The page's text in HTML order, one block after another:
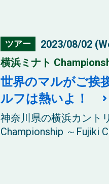
ツアー
2023/08/02
横浜ミナト
世界のマルがご挨
ルフは熱いよ！
神奈川県の横浜カント
Championship ～Fujiki